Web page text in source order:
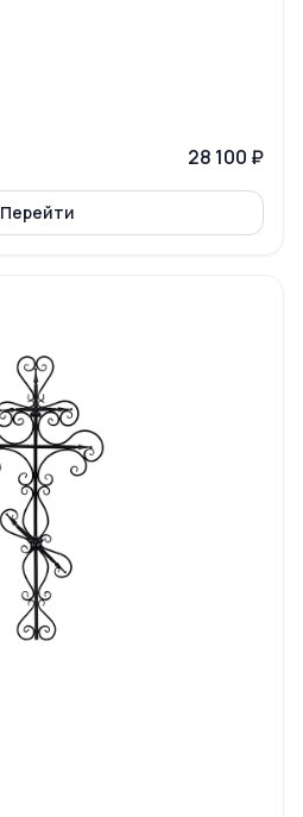
28 100 ₽
Перейти